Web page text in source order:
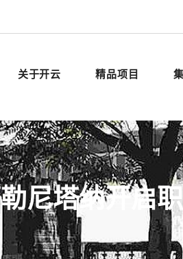
关于开云 精品项目
尼塔纳开启职